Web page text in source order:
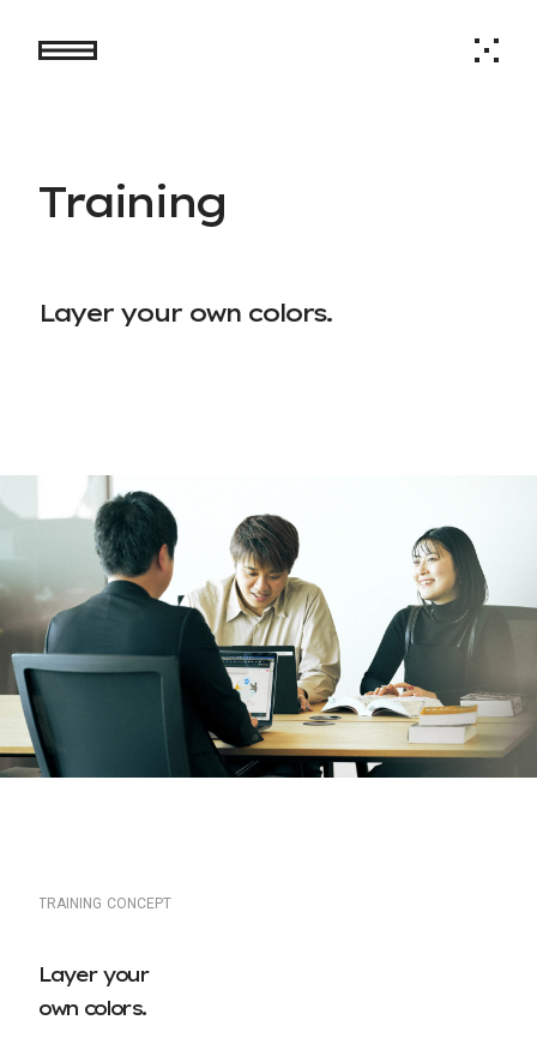
Training
Layer your own colors.
TRA N N G CO N CEPT
Layer your
own colors.
ネットワーク構築とは
することを指します。
研修カリキュラム
研修期間 1か月
インフラストラクチャー
対象となる方 インフラエンジニア
・ネットワーク設計の考え方
・物理的な構造、論理的な構成
WEB技術とは？
ンド、サーバサイドの学習が必要です。
いて重要な役割を果たしています。
研修カリキュラム
2か月
開発
対象となる方 何らかの開発言語、SQL習得者
・HTML基礎